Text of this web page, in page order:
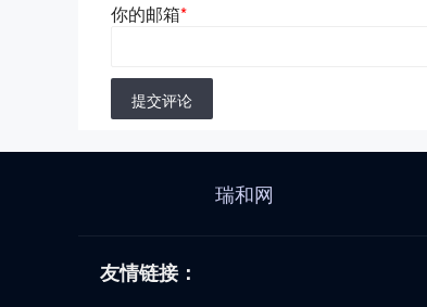
你的邮箱*
提交评论
瑞和网
友情链接：